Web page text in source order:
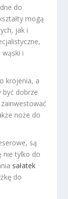
do
mogą
jak i
i
krojenia, a
być dobrze
noże do
są
nie tylko do
sałatek
do